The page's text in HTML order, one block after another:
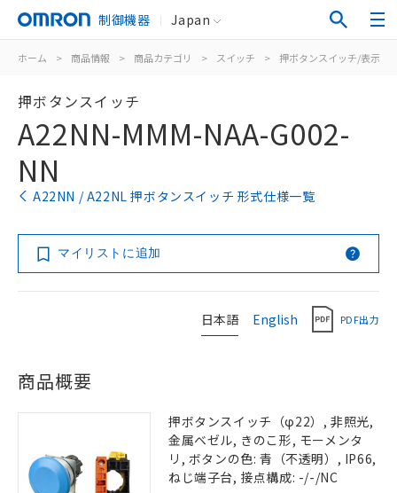
制御機器 Japan
ホーム > 商品情報 > 商品カテゴリ > スイッチ > 押ボタンスイッチ/表示灯
押ボタンスイッチ
A22NN-MMM-NAA-G002-
NN
A22NN / A22NL 押ボタンスイッチ 形式仕様一覧
マイリストに追加
日本語 English PDF出力
商品概要
押ボタンスイッチ（φ22）, 非照光,
金属ベゼル, きのこ形, モーメンタ
リ, ボタンの色: 青（不透明）, IP66,
ねじ端子台, 接点構成: -/-/NC